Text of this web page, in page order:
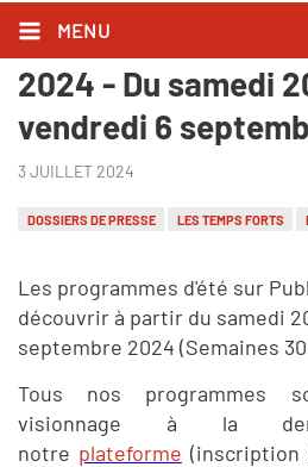
MENU
Dossier de presse
2024 - Du samedi
vendredi 6
3 JUILLET 2024
DOSSIERS DE PRESSE LES TEMPS FORTS
Les programmes d'été sur
découvrir à partir du samedi
septembre 2024 (Semaines 30
Tous nos programmes
visionnage à la
notre plateforme (inscription